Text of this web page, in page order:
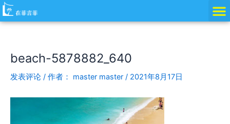
跳
至
beach-5878882_640
发表评论 / 作者： master master / 2021年8月17日
Post
navigation